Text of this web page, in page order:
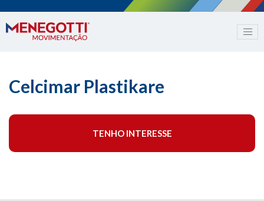
Celcimar Plastikare
TENHO INTERESSE